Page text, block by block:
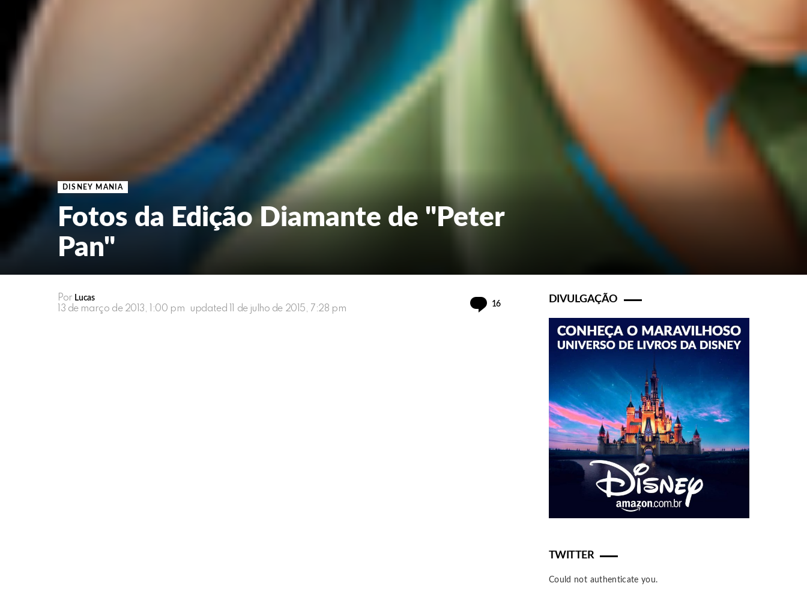
DISNEY MANIA
Fotos da Edição Diamante de "Peter
Pan"
Por Lucas
13 de março de 2013, 1:00 pm updated 11 de julho de 2015, 7:28 pm
16 DIVULGAÇÃO
TWITTER
Could not authenticate you.